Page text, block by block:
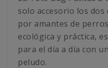
solo accesorio los
por amantes de
ecológica y práctica,
para el día a día con
peludo.